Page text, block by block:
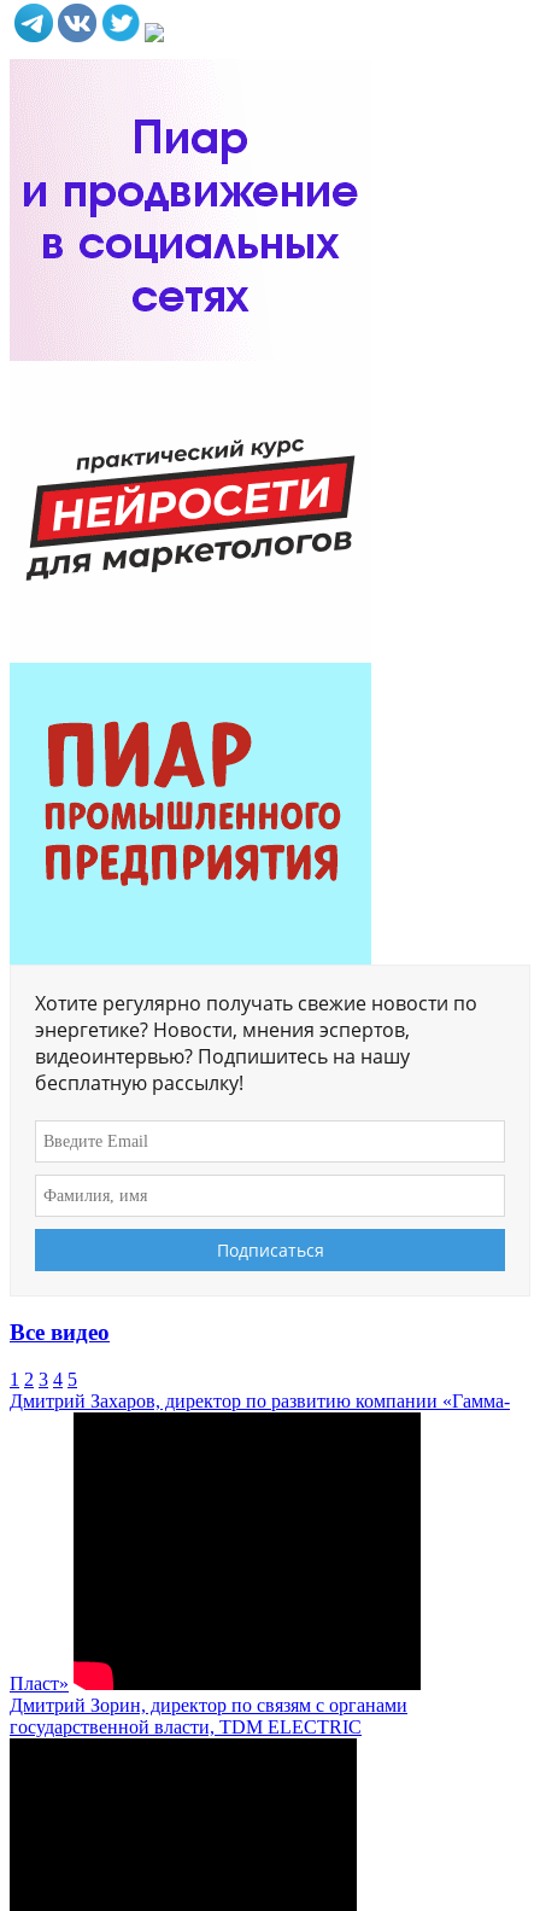
Хотите регулярно получать свежие новости по
энергетике? Новости, мнения эспертов,
видеоинтервью? Подпишитесь на нашу
бесплатную рассылку!
Все видео
1 2 3 4 5
Дмитрий Захаров, директор по развитию компании «Гамма-
Пласт»
Дмитрий Зорин, директор по связям с органами
государственной власти, TDM ELECTRIC